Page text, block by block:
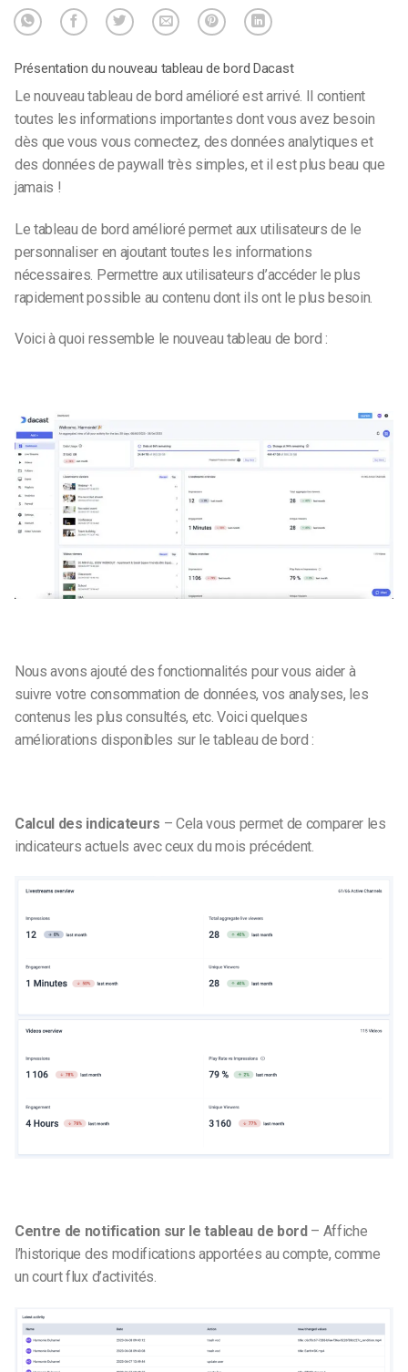
Présentation du nouveau tableau de bord Dacast
Le nouveau tableau de bord amélioré est arrivé. Il contient
toutes les informations importantes dont vous avez besoin
dès que vous vous connectez, des données analytiques et
des données de paywall très simples, et il est plus beau que
jamais !
Le tableau de bord amélioré permet aux utilisateurs de le
personnaliser en ajoutant toutes les informations
nécessaires. Permettre aux utilisateurs d’accéder le plus
rapidement possible au contenu dont ils ont le plus besoin.
Voici à quoi ressemble le nouveau tableau de bord :
Nous avons ajouté des fonctionnalités pour vous aider à
suivre votre consommation de données, vos analyses, les
contenus les plus consultés, etc. Voici quelques
améliorations disponibles sur le tableau de bord :
Calcul des indicateurs – Cela vous permet de comparer les
indicateurs actuels avec ceux du mois précédent.
Centre de notification sur le tableau de bord – Affiche
l’historique des modifications apportées au compte, comme
un court flux d’activités.